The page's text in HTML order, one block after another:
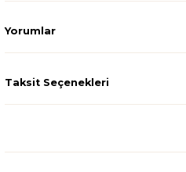
Yorumlar
Taksit Seçenekleri